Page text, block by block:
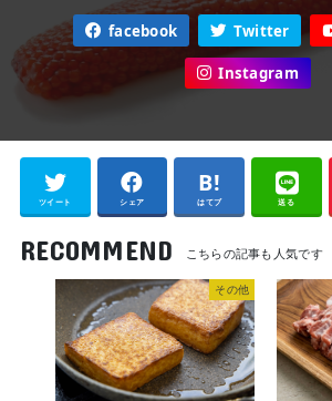
facebook Twitter
Instagram
ツイート シェア はてブ 送る
RECOMMEND
その他